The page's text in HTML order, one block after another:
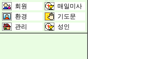
회원
매일미사
환경
기도문
관리
성인